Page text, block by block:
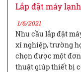
Lắp đặt máy
1/6/2021
Nhu cầu lắp đặt
xí nghiệp, trường
chọn được một
thuật giúp thiết bị